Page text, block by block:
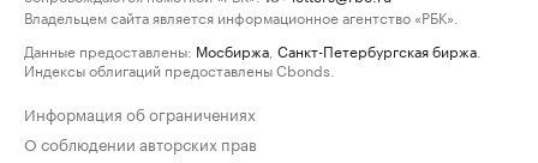
Владельцем сайта является информационное агентство «РБК».
Данные предоставлены: Мосбиржа Санкт-Петербургская биржа
Индексы облигаций предоставлены Cbonds.
Информация об ограничениях
О соблюдении авторских прав